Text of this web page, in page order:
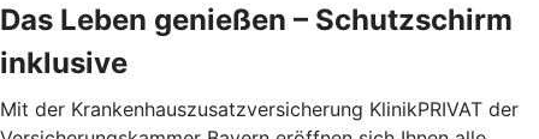
Das Leben genießen – Schutzschirm
inklusive
Mit der Krankenhauszusatzversicherung KlinikPRIVAT der